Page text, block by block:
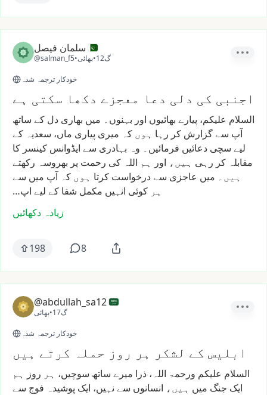
سلمان فیصل
@salman_f5•بھائی• 12گ
خودکار ترجمہ شدہ
اجنبی کی دلی دعا معجزے دکھا سکتی ہے
السلام علیکم، پیارے بھائیوں اور بہنوں۔ میں بھاری دل کے ساتھ
آپ سےگزارش کر رہا ہوں کہ میری پیاری ماں، سعدیہ کے
لیے سچی دعائیں فرمائیں۔ وہ بہادری سے ایڈوانس کینسر کا
مقابلہ کر رہی ہیں، اور ہم اللہ کی رحمت پر بھروسہ رکھتے
ہیں۔ میں عاجزی سےدرخواست کرتا ہوں کہ آپ میں سے
ہر کوئی انہیں مکمل شفا کے لیے اپ…
زیادہ دکھائیں
198 8
@abdullah_sa12
بھائی• 17گ
خودکار ترجمہ شدہ
ابلیس کے لشکر ہر روز حملہ کرتے ہیں
السلام علیکم ورحمۃ اللہ، ذرا میرے ساتھ سوچیں، ہر روز
ہم
ایک جنگ میں ہیں، انسانوں سے نہیں، ایک پوشیدہ فوج سے